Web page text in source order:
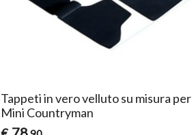
Tappeti in vero velluto su misura per
Mini Countryman